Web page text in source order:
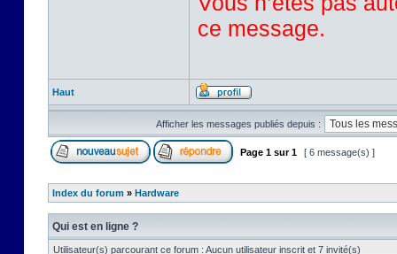
ce message.
Haut
Afficher les messages publiés depuis :
Page 1 sur1 [ 6 message(s) ]
Index du forum » Hardware
Qui est en ligne ?
Utilisateur(s) parcourant ce forum : Aucun utilisateur inscrit et 7 invité(s)